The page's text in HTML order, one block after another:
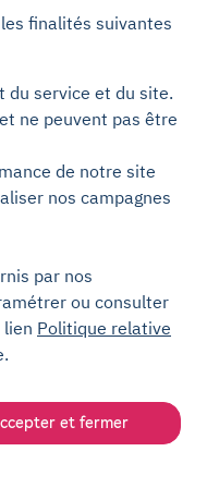
?
finalités suivantes
du service et du site.
ne peuvent pas être
de notre site
nos campagnes
par nos
ou consulter
Politique relative
et fermer